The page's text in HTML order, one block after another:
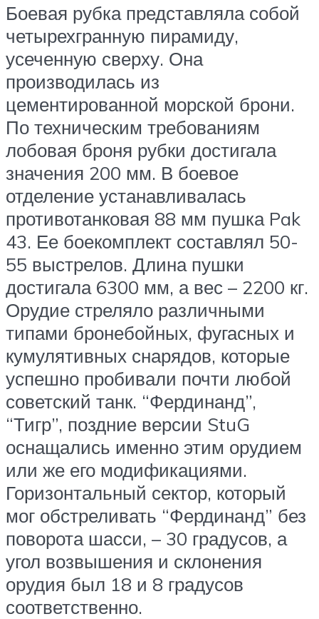
Боевая рубка представляла собой
четырехгранную пирамиду,
усеченную сверху. Она
производилась из
цементированной морской брони.
По техническим требованиям
лобовая броня рубки достигала
значения 200 мм. В боевое
отделение устанавливалась
противотанковая 88 мм пушка Pak
43. Ее боекомплект составлял 50-
55 выстрелов. Длина пушки
достигала 6300 мм, а вес – 2200 кг.
Орудие стреляло различными
типами бронебойных, фугасных и
кумулятивных снарядов, которые
успешно пробивали почти любой
советский танк. “Фердинанд”,
“Тигр”, поздние версии StuG
оснащались именно этим орудием
или же его модификациями.
Горизонтальный сектор, который
мог обстреливать “Фердинанд” без
поворота шасси, – 30 градусов, а
угол возвышения и склонения
орудия был 18 и 8 градусов
соответственно.